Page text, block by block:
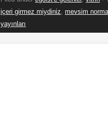
içeri girmez miydiniz, mevsim
yayınları